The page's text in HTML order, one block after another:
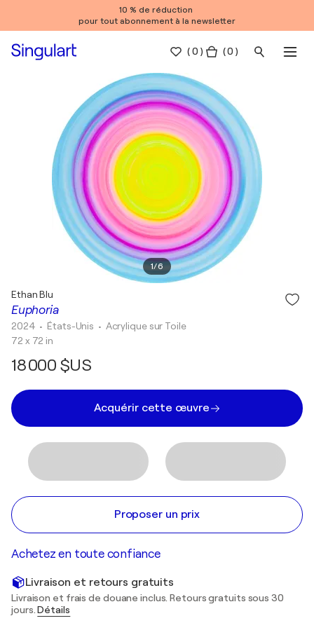
10 % de réduction
pour tout abonnement à la newsletter
(0 ) ( 0 )
1/6
Euphoria
Ethan Blu
2024 • États-Unis • Acrylique sur Toile
72 x 72 in
18 000 $US
Acquérir cette œuvre
Proposer un prix
Achetez en toute confiance
Livraison et retours gratuits
Livraison et frais de douane inclus. Retours gratuits sous 30
jours.Détails